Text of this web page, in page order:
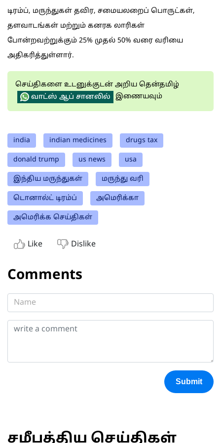
டிரம்ப், மருந்துகள் தவிர, சமையலறைப் பொருட்கள்,
தளவாடங்கள் மற்றும் கனரக லாரிகள்
போன்றவற்றுக்கும் 25% முதல் 50% வரை வரியை
அதிகரித்துள்ளார்.
செய்திகளை உடனுக்குடன் அறிய தென்தமிழ்
வாட்ஸ் ஆப் சானலில்
இணையவும்
india indian medicines drugs tax
donald trump us news usa
இந்திய மருந்துகள் மருந்து வரி
டொனால்ட் டிரம்ப் அமெரிக்கா
அமெரிக்க செய்திகள்
Like Dislike
Comments
Submit
சமீபத்திய செய்திகள்